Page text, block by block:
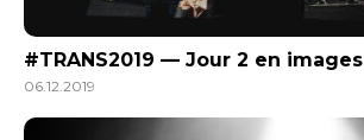
#TRANS2019 — Jour 2 en images
06.12.2019